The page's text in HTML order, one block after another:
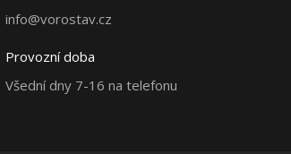
info@vorostav.cz
Provozní doba
Všední dny 7-16 na telefonu